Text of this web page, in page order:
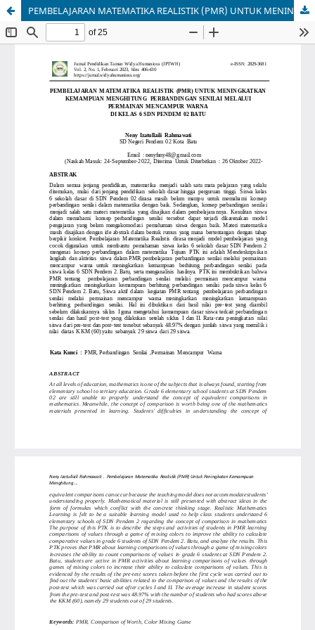
PEMBELAJARAN MATEMATIKA REALISTIK (PMR) UNTUK MENINGKATKAN KEMAMPUAN MENGHITUNG PERBANDINGAN SENILAI MELALUI PERMAINAN MENCAMPUR WARNA DI KELAS 6 SDN PENDEM 02 BATU